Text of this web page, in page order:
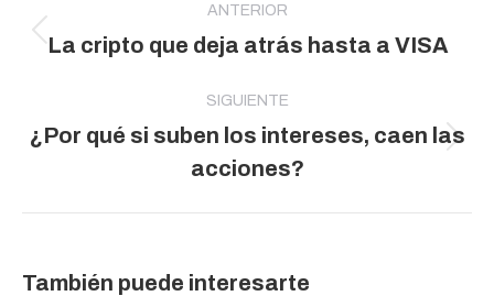
entre
publicaciones
ANTERIOR
Publicación
La cripto que deja atrás hasta a VISA
SIGUIENTE
Publicación
siguiente:
¿Por qué si suben los intereses, caen las
acciones?
También puede interesarte